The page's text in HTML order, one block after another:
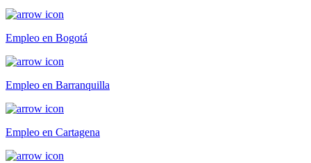
Empleo en Bogotá
Empleo en Barranquilla
Empleo en Cartagena